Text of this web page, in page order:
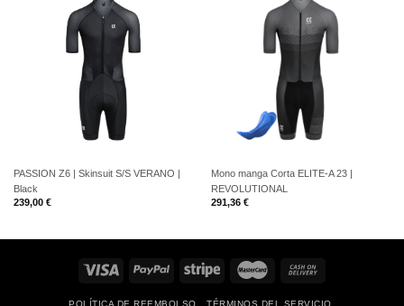
PASSION Z6 | Skinsuit S/S VERANO |
Black
239,00 €
Mono manga Corta ELITE-A 23 |
REVOLUTIONAL
291,36 €
POLÍTICA DE REEMBOLSO TÉRMINOS DEL SERVICIO